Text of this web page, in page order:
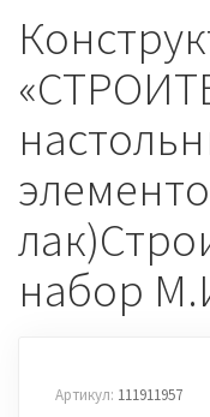
набор
Артикул: 111911957